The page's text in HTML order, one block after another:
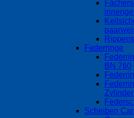
Federringe
BN 760
Scheiben